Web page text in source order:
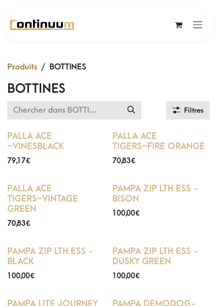
Produits BOTTINES
BOTTINES
Filtres
PALLA ACE
~VINESBLACK
79,17€
PALLA ACE
TIGERS~FIRE ORANGE
70,83€
PALLA ACE
TIGERS~VINTAGE
GREEN
70,83€
PAMPA ZIP LTH ESS -
BISON
100,00€
PAMPA ZIP LTH ESS -
BLACK
100,00€
PAMPA ZIP LTH ESS -
DUSKY GREEN
100,00€
PAMPA LITE JOURNEY
PAMPA DEMODOG-